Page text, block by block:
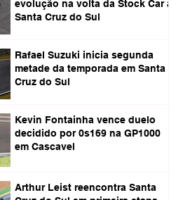
evolução na volta da Stock Car a
Santa Cruz do Sul
Rafael Suzuki inicia segunda
metade da temporada em Santa
Cruz do Sul
Kevin Fontainha vence duelo
decidido por 0s169 na GP1000
em Cascavel
Arthur Leist reencontra Santa